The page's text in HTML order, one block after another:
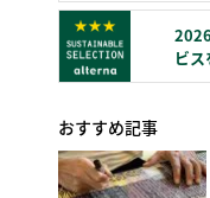
ビ
おすすめ記事